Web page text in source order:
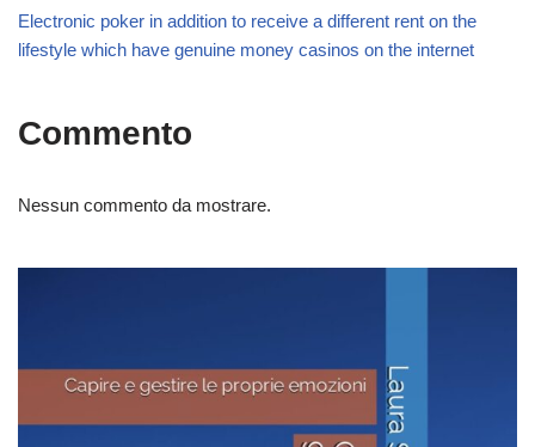
Electronic poker in addition to receive a different rent on the
lifestyle which have genuine money casinos on the internet
Commento
Nessun commento da mostrare.